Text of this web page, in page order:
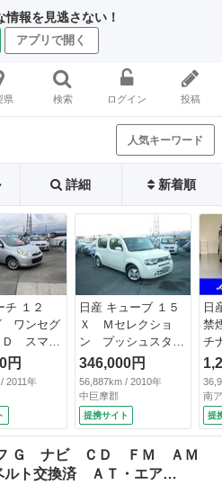
情報を見逃さない！
アプリで開く
県 検索 ログイン 投稿
人気キーワード
詳細 新着順
チ １２
ワンセグ
スマー
ＢＳ 運
席エアバ
コン パ
アリング
ィンドウ
行距離
キロ 車検
修復歴無
ー （車
円
2011年
日産 キューブ １５
Ｘ Ｍセレクショ
ン プッシュスター
ト／インテリジェン
トスマートキー 社
外ＣＤ／ＭＤデッ
キ 走行５６８００
Ｋｍ台 ＣＶＴ ベ
バシーガラス セキ
ュリティ 衝突安全
346,000円
56,887km / 2010年
中巨摩郡
提携サイト
日
禁
チ
ビ
軽
電
コ
グ
南
提
フ Ｇ ナビ ＣＤ ＦＭ ＡＭ
ルト交換済 ＡＴ・エア…